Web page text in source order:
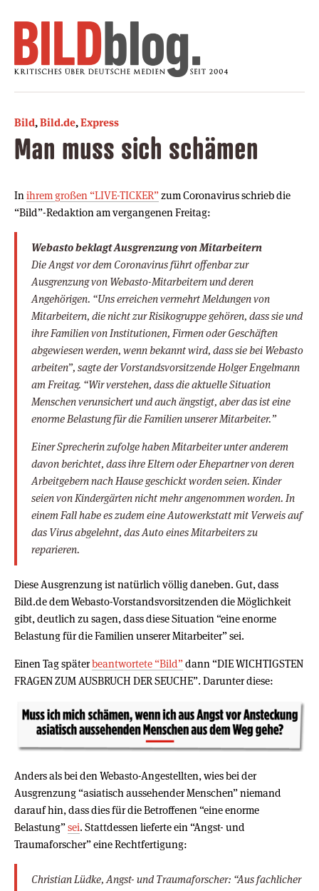
Bild,Bild.de,Express
Man muss sich schämen
In ihrem großen “LIVE-TICKER” zum Coronavirus schrieb die
“Bild”-Redaktion am vergangenen Freitag:
Webasto beklagt Ausgrenzung von Mitarbeitern
Die Angst vor dem Coronavirus führt offenbar zur
Ausgrenzung von Webasto-Mitarbeitern und deren
Angehörigen. “Uns erreichen vermehrt Meldungen von
Mitarbeitern, die nicht zur Risikogruppe gehören, dass sie und
ihre Familien von Institutionen, Firmen oder Geschäften
abgewiesen werden, wenn bekannt wird, dass sie bei Webasto
arbeiten”, sagte der Vorstandsvorsitzende Holger Engelmann
am Freitag. “Wir verstehen, dass die aktuelle Situation
Menschen verunsichert und auch ängstigt, aber das ist eine
enorme Belastung für die Familien unserer Mitarbeiter.”
Einer Sprecherin zufolge haben Mitarbeiter unter anderem
davon berichtet, dass ihre Eltern oder Ehepartner von deren
Arbeitgebern nach Hause geschickt worden seien. Kinder
seien von Kindergärten nicht mehr angenommen worden. In
einem Fall habe es zudem eine Autowerkstatt mit Verweis auf
das Virus abgelehnt, das Auto eines Mitarbeiters zu
reparieren.
Diese Ausgrenzung ist natürlich völlig daneben. Gut, dass
Bild.de dem Webasto-Vorstandsvorsitzenden die Möglichkeit
gibt, deutlich zu sagen, dass diese Situation “eine enorme
Belastung für die Familien unserer Mitarbeiter” sei.
Einen Tag späterbeantwortete “Bild”dann “DIE WICHTIGSTEN
FRAGEN ZUM AUSBRUCH DER SEUCHE”. Darunter diese:
Anders als bei den Webasto-Angestellten, wies bei der
Ausgrenzung “asiatisch aussehender Menschen” niemand
darauf hin, dass dies für die Betroffenen “eine enorme
Belastung”sei. Stattdessen lieferte ein “Angst- und
Traumaforscher” eine Rechtfertigung:
Christian Lüdke, Angst- und Traumaforscher: “Aus fachlicher